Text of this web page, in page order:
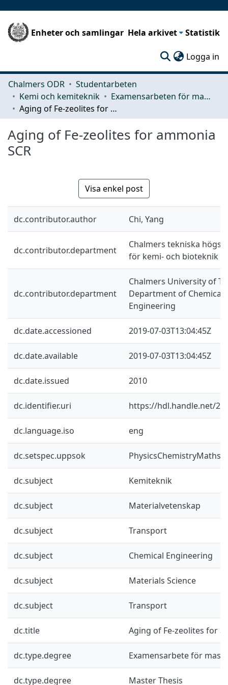
Enheter och samlingar Hela arkivet Statistik
Logga in
Chalmers ODR
Studentarbeten
Kemi och kemiteknik
Examensarbeten för masterexamen
Aging of Fe-zeolites for ammonia SCR
Aging of Fe-zeolites for ammonia
SCR
Visa enkel post
dc.contributor.author Chi, Yang
dc.contributor.department
Chalmers tekniska
för kemi- och bioteknik
dc.contributor.department
Chalmers University of
Department of Chemical
Engineering
dc.date.accessioned 2019-07-03T13:04:45Z
dc.date.available 2019-07-03T13:04:45Z
dc.date.issued 2010
dc.identifier.uri https://hdl.handle.net/
dc.language.iso eng
dc.setspec.uppsok PhysicsChemistryMaths
dc.subject Kemiteknik
dc.subject Materialvetenskap
dc.subject Transport
dc.subject Chemical Engineering
dc.subject Materials Science
dc.subject Transport
dc.title Aging of Fe-zeolites for
dc.type.degree Examensarbete för
dc.type.degree Master Thesis